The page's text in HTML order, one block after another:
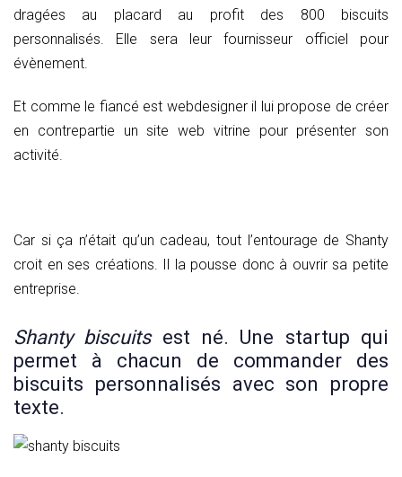
dragées au placard au profit des 800 biscuits
personnalisés. Elle sera leur fournisseur officiel pour
évènement.
Et comme le fiancé est webdesigner il lui propose de créer
en contrepartie un site web vitrine pour présenter son
activité.
Car si ça n’était qu’un cadeau, tout l’entourage de Shanty
croit en ses créations. Il la pousse donc à ouvrir sa petite
entreprise.
Shanty biscuitsest né. Une startup qui
permet à chacun de commander des
biscuits personnalisés avec son propre
texte.